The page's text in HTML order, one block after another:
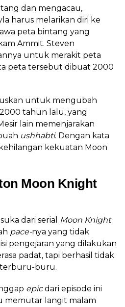
dan mengacau,
harus melarikan diri ke
peta bintang yang
Ammit. Steven
untuk merakit peta
peta tersebut dibuat 2000
untuk mengubah
tahun lalu, yang
lain memenjarakan
ushhabti. Dengan kata
kekuatan Moon
Moon Knight
dari serial
Moon Knight
pace-nya yang tidak
pengejaran yang dilakukan
padat, tapi berhasil tidak
buru.
epicdari episode ini
memutar langit malam